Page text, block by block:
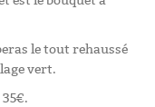
le tout rehaussé
vert.
D’autrefois